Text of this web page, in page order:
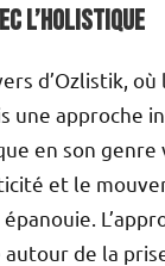
l’holistique
d’Ozlistik, où
une approche
en son
et le
autour de la